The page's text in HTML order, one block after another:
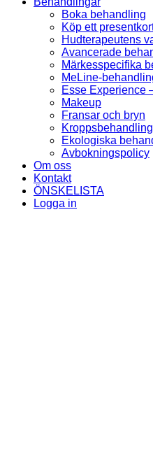
Boka behandling
Köp ett
Hudterapeutens
Avancerade
Märkesspecifika
MeLine-
Esse Experience
Makeup
Fransar och bryn
Ekologiska
Avbokningspolicy
Om oss
Kontakt
ÖNSKELISTA
Logga in